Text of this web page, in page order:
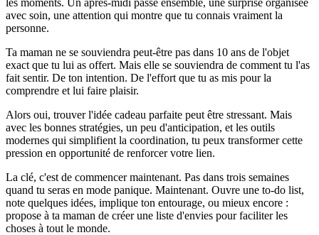
avec soin, une attention qui montre que tu connais vraiment la
personne.
Ta maman ne se souviendra peut-être pas dans 10 ans de l'objet
exact que tu lui as offert. Mais elle se souviendra de comment tu l'as
fait sentir. De ton intention. De l'effort que tu as mis pour la
comprendre et lui faire plaisir.
Alors oui, trouver l'idée cadeau parfaite peut être stressant. Mais
avec les bonnes stratégies, un peu d'anticipation, et les outils
modernes qui simplifient la coordination, tu peux transformer cette
pression en opportunité de renforcer votre lien.
La clé, c'est de commencer maintenant. Pas dans trois semaines
quand tu seras en mode panique. Maintenant. Ouvre une to-do list,
note quelques idées, implique ton entourage, ou mieux encore :
propose à ta maman de créer une liste d'envies pour faciliter les
choses à tout le monde.